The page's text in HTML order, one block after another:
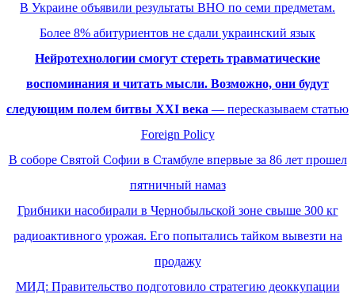
В Украине объявили результаты ВНО по семи предметам.
Более 8% абитуриентов не сдали украинский язык
Нейротехнологии смогут стереть травматические
воспоминания и читать мысли. Возможно, они будут
следующим полем битвы ХХІ века — пересказываем статью
Foreign Policy
В соборе Святой Софии в Стамбуле впервые за 86 лет прошел
пятничный намаз
Грибники насобирали в Чернобыльской зоне свыше 300 кг
радиоактивного урожая. Его попытались тайком вывезти на
продажу
МИД: Правительство подготовило стратегию деоккупации